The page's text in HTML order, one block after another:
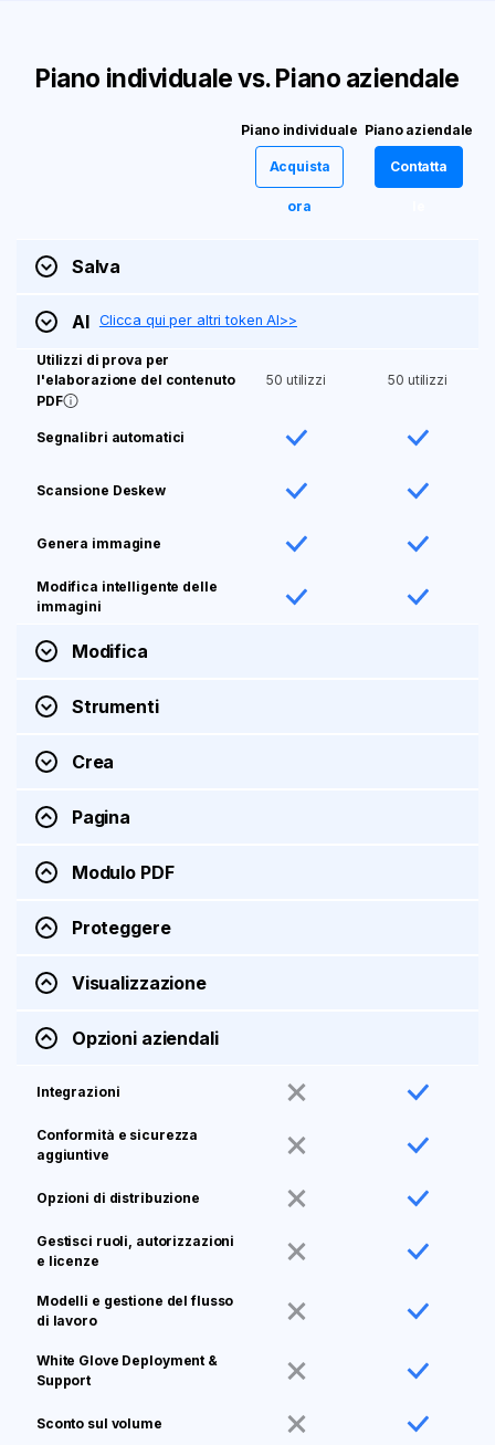
Piano individuale vs. Piano aziendale
Piano individuale Piano aziendale
Acquista
ora
Contatta
Salva
AI Clicca qui per altri token AI>>
Utilizzi di prova per
l'elaborazione del contenuto
PDF
50 utilizzi 50 utilizzi
Segnalibri automatici
Scansione Deskew
Genera immagine
Modifica intelligente delle
immagini
Modifica
Strumenti
Crea
Pagina
Modulo PDF
Proteggere
Visualizzazione
Opzioni aziendali
Integrazioni
Conformità e sicurezza
aggiuntive
Opzioni di distribuzione
Gestisci ruoli, autorizzazioni
e licenze
Modelli e gestione del flusso
di lavoro
White Glove Deployment &
Support
Sconto sul volume